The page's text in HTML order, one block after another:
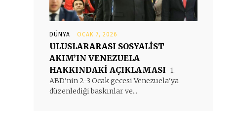
DÜNYA OCAK 7, 2026
ULUSLARARASI SOSYALİST
AKIM’IN VENEZUELA
HAKKINDAKİ AÇIKLAMASI 1.
ABD'nin 2-3 Ocak gecesi Venezuela'ya
düzenlediği baskınlar ve...